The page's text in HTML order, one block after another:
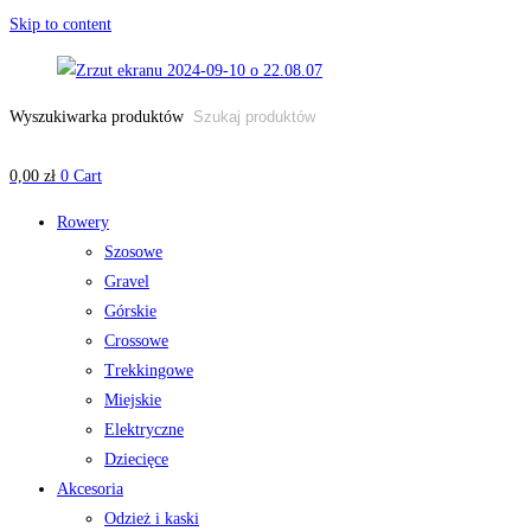
Skip to content
Wyszukiwarka produktów
0,00 zł 0 Cart
Rowery
Szosowe
Gravel
Górskie
Crossowe
Trekkingowe
Miejskie
Elektryczne
Dziecięce
Akcesoria
Odzież i kaski